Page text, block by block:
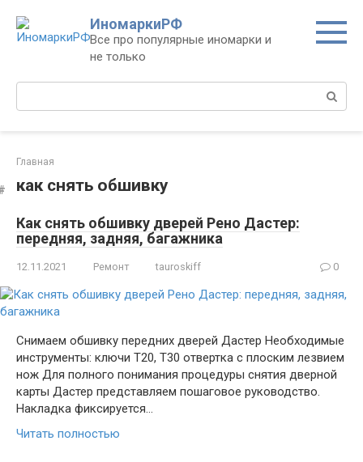
контенту
ИномаркиРФ
Все про популярные иномарки и
не только
Поиск:
Главная
как снять обшивку
Как снять обшивку дверей Рено Дастер:
передняя, задняя, багажника
12.11.2021 Ремонт tauroskiff 0
Снимаем обшивку передних дверей Дастер Необходимые
инструменты: ключи T20, T30 отвертка с плоским лезвием
нож Для полного понимания процедуры снятия дверной
карты Дастер представляем пошаговое руководство.
Накладка фиксируется…
Читать полностью